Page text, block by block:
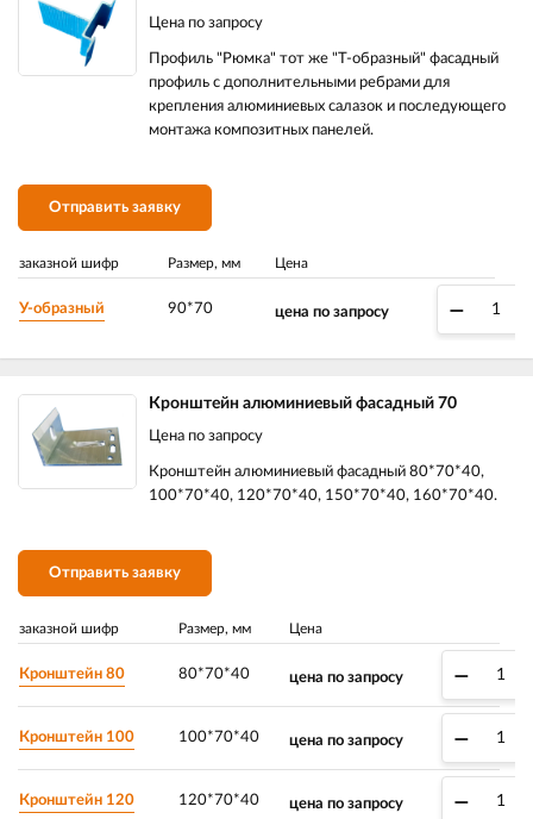
Цена по запросу
Профиль "Рюмка" тот же "Т-образный" фасадный
профиль с дополнительными ребрами для
крепления алюминиевых салазок и последующего
монтажа композитных панелей.
Отправить заявку
заказной шифр Размер, мм Цена
У-образный 90*70 цена по запросу –
Кронштейн алюминиевый фасадный 70
Цена по запросу
Кронштейн алюминиевый фасадный 80*70*40,
100*70*40, 120*70*40, 150*70*40, 160*70*40.
Отправить заявку
заказной шифр Размер, мм Цена
Кронштейн 80 80*70*40 цена по запросу –
Кронштейн 100 100*70*40 цена по запросу –
Кронштейн 120 120*70*40 цена по запросу –